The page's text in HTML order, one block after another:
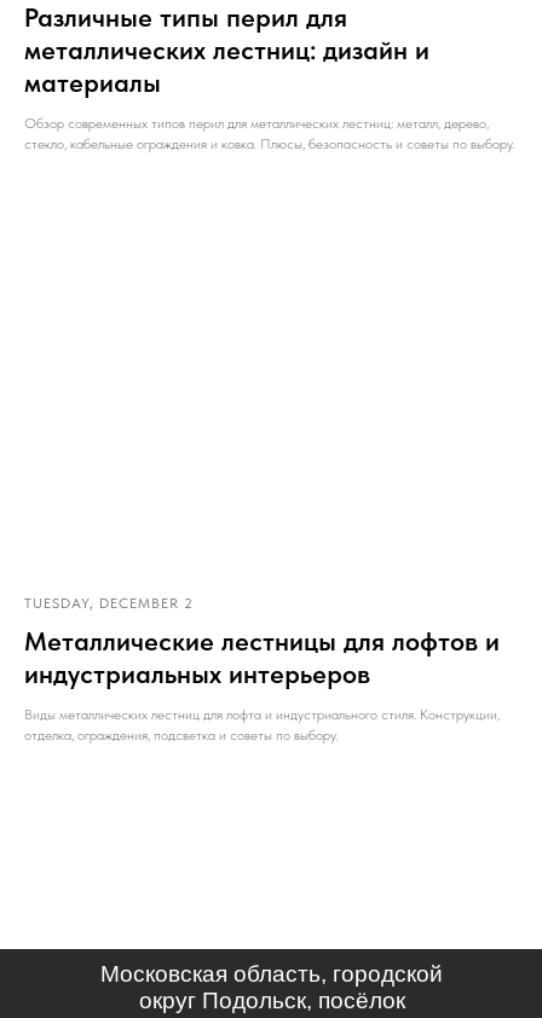
Различные типы перил для
металлических лестниц: дизайн и
материалы
Обзор современных типов перил для металлических лестниц: металл, дерево,
стекло, кабельные ограждения и ковка. Плюсы, безопасность и советы по выбору.
TUESDAY, DECEMBER 2
Металлические лестницы для лофтов и
индустриальных интерьеров
Виды металлических лестниц для лофта и индустриального стиля. Конструкции,
отделка, ограждения, подсветка и советы по выбору.
Московская область, городской
округ Подольск, посёлок